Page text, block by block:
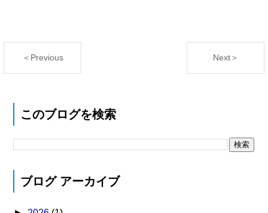
＜Previous Next＞
このブログを検索
ブログ アーカイブ